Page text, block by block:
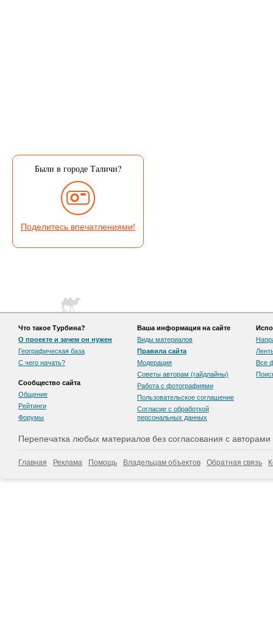
Были в городе Таличи?
Поделитесь впечатлениями!
Что такое Турбина?
О проекте и зачем он нужен
Географическая база
С чего начать?
Сообщество сайта
Общение
Рейтинги
Форумы
Ваша информация на сайте
Виды материалов
Правила сайта
Модерация
Советы авторам (гайдлайны)
Работа с фотографиями
Пользовательскоe соглашение
Согласие с обработкой
персональных данных
Все
Перепечатка любых материалов без согласования с
Главная Реклама Помощь Владельцам объектов Обратная связь